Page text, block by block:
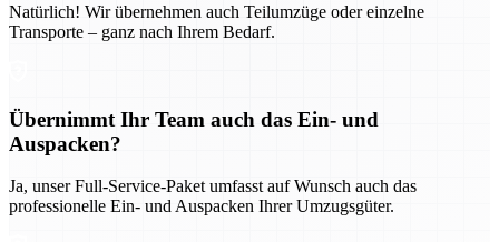
Natürlich! Wir übernehmen auch Teilumzüge oder einzelne
Transporte – ganz nach Ihrem Bedarf.
Übernimmt Ihr Team auch das Ein- und
Auspacken?
Ja, unser Full-Service-Paket umfasst auf Wunsch auch das
professionelle Ein- und Auspacken Ihrer Umzugsgüter.